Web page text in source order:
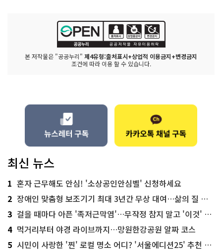
본 저작물은 "공공누리" 제4유형:출처표시+상업적 이용금지+변경금지
조건에 따라 이용 할 수 있습니다.
최신 뉴스
1 혼자 근무해도 안심! '소상공인안심벨' 신청하세요
2 장애인 맞춤형 보조기기 최대 3년간 무상 대여…삶의 질 높인다
3 걸을 때마다 아픈 '족저근막염'…무작정 참지 말고 '이것' 해보세요!
4 먹거리부터 야경 라이브까지…망원한강공원 알짜 코스
5 시민이 사랑한 '찐' 로컬 명소 어디? '서울에디션25' 추천 코스